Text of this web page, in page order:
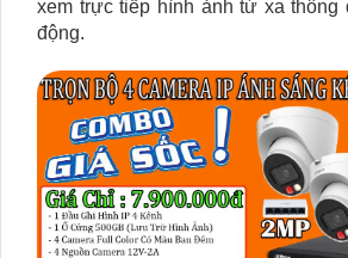
xem trực tiếp hình ảnh từ xa thông
động.